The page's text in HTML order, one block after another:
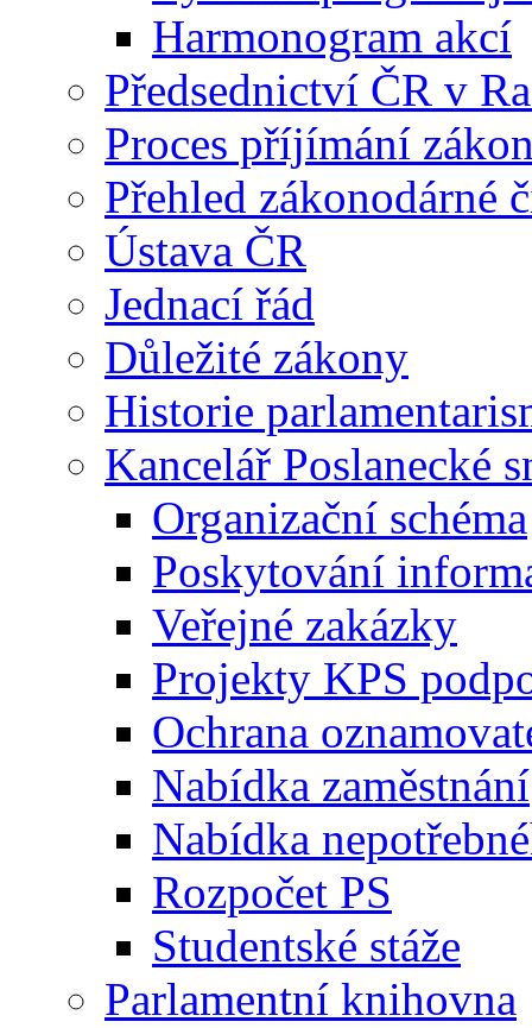
Harmonogram akcí
Předsednictví ČR v
Proces příjímání
Přehled zákonodárné
Ústava ČR
Jednací řád
Důležité zákony
Historie
Kancelář Poslanecké
Organizační schéma
Poskytování
Veřejné zakázky
Projekty KPS
Ochrana
Nabídka zaměstnání
Nabídka
Rozpočet PS
Studentské stáže
Parlamentní knihovna